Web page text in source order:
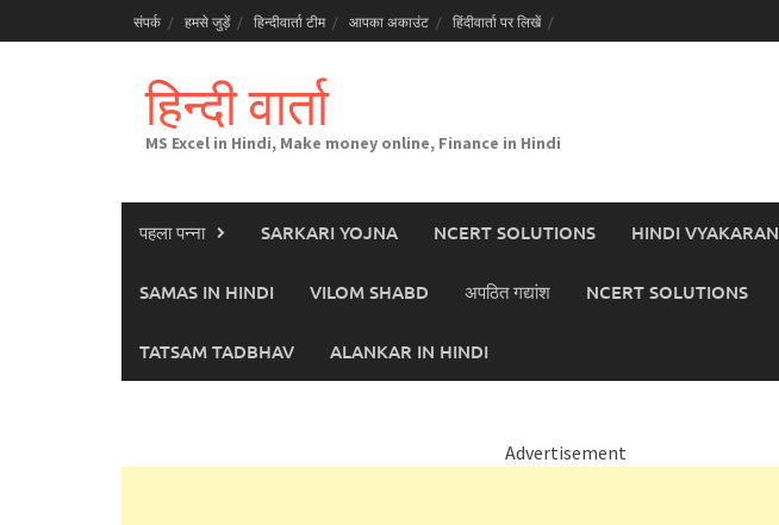
to
संपर्क हमसे जुड़ें हिन्दीवार्ता टीम आपका अकाउंट हिंदीवार्ता पर लिखें
हिन्दी वार्ता
MS Excel in Hindi, Make money online, Finance in Hindi
पहला पन्ना SARKARI YOJNA NCERT SOLUTIONS HINDI VYAKARAN
SAMAS IN HINDI VILOM SHABD अपठित गद्यांश NCERT SOLUTIONS
TATSAM TADBHAV ALANKAR IN HINDI
Advertisement